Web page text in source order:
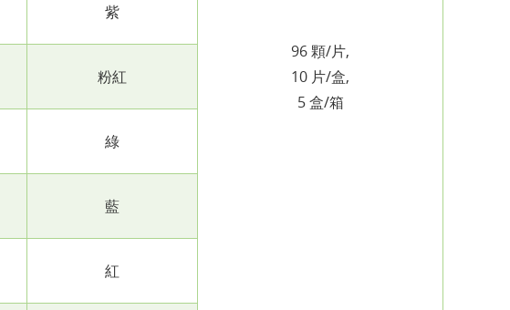
96 顆/片,
10 片/盒,
5 盒/箱
紫
粉紅
綠
藍
紅